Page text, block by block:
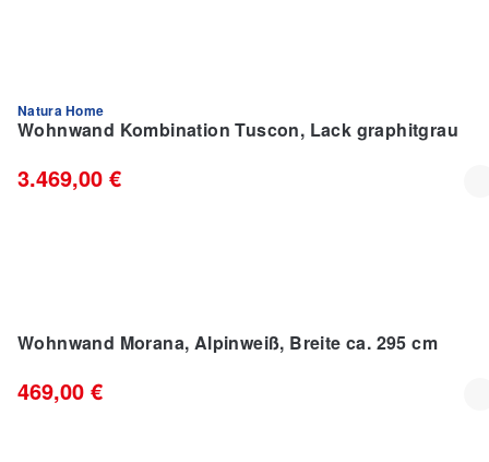
% RAUSVERKAUF %
Natura Home
Wohnwand Kombination Tuscon, Lack graphitgrau
3.469,00 €
IM TREND
Wohnwand Morana, Alpinweiß, Breite ca. 295 cm
469,00 €